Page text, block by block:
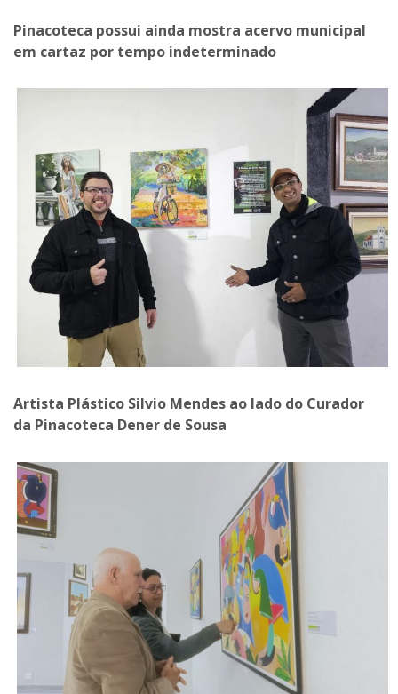
Pinacoteca possui ainda mostra acervo municipal
em cartaz por tempo indeterminado
Artista Plástico Silvio Mendes ao lado do Curador
da Pinacoteca Dener de Sousa